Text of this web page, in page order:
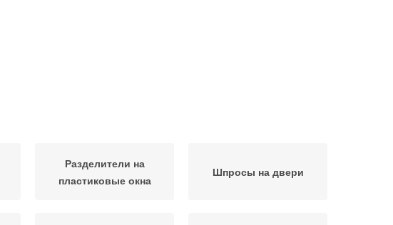
Разделители на
пластиковые окна
Шпросы на двери